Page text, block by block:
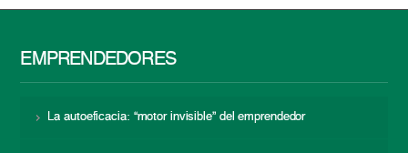
EMPRENDEDORES
La autoeficacia: “motor invisible” del emprendedor